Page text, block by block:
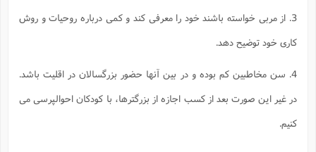
3. از مربى خواسته باشند خود را معرفى كند و كمى درباره روحيات و روش
كارى خود توضيح دهد.
4. سن مخاطبين كم بوده و در بين آنها حضور بزرگسالان در اقليت باشد.
در غير اين صورت بعد از كسب اجازه از بزرگترها، با كودكان احوالپرسى مى
كنيم.